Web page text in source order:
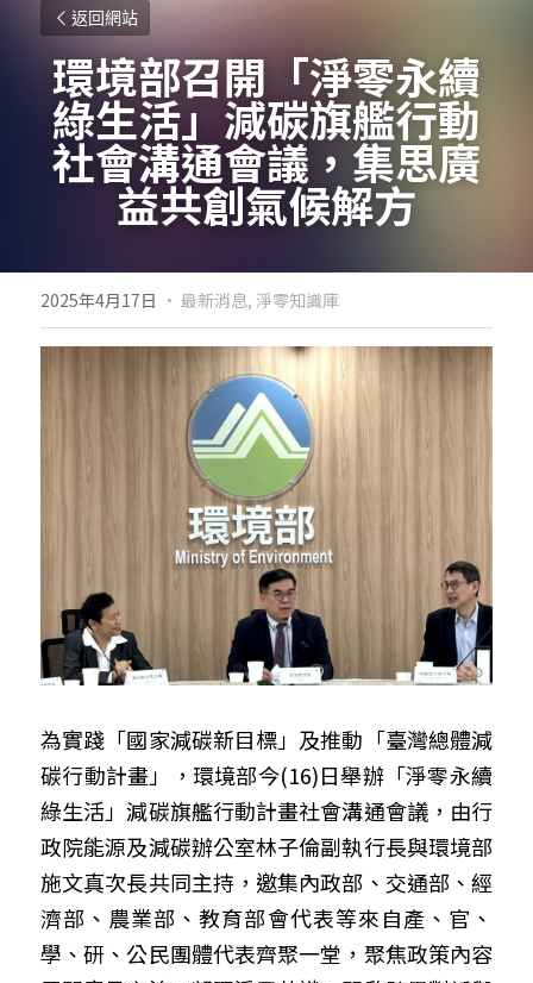
返回網站
環境部召開「淨零永續
綠生活」減碳旗艦行動
社會溝通會議，集思廣
益共創氣候解方
2025年4月17日 · 最新消息, 淨零知識庫
為實踐「國家減碳新目標」及推動「臺灣總體減
碳行動計畫」，環境部今(16)日舉辦「淨零永續
綠生活」減碳旗艦行動計畫社會溝通會議，由行
政院能源及減碳辦公室林子倫副執行長與環境部
施文真次長共同主持，邀集內政部、交通部、經
濟部、農業部、教育部會代表等來自產、官、
學、研、公民團體代表齊聚一堂，聚焦政策內容